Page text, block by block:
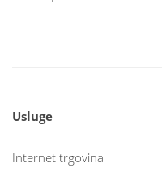
Usluge
Internet trgovina